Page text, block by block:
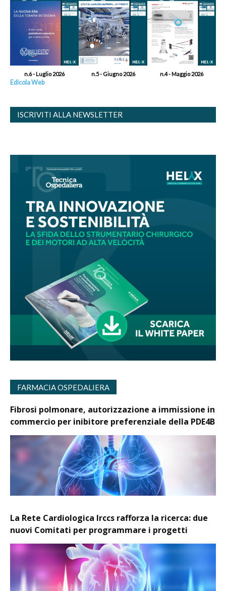
n.6 - Luglio 2026 n.5 - Giugno 2026 n.4 - Maggio 2026
Edicola Web
ISCRIVITI ALLA NEWSLETTER
FARMACIA OSPEDALIERA
Fibrosi polmonare, autorizzazione a immissione in
commercio per inibitore preferenziale della PDE4B
La Rete Cardiologica Irccs rafforza la ricerca: due
nuovi Comitati per programmare i progetti